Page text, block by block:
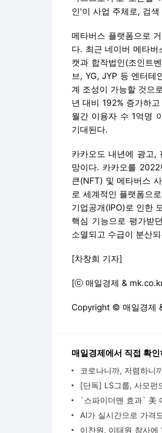
인'이 사업 주체로, 검
메타버스 플랫폼으로
다. 최근 네이버 메타버
캣과 합작법인(조인트
브, YG, JYP 등 엔터테
계 조성이 가능할 것으
년 대비 192% 증가하
월간 이용자 수 1억명
기대된다.
카카오도 내년에 광고,
망이다. 카카오를
큰(NFT) 및 메타버스
로 세계적인 플랫폼으
기업공개(IPO)로 인한
핵심 기능으로 평가받
소멸되고 수급이 분산
[차창희 기자]
[ⓒ 매일경제 &
Copyright © 매일경제
매일경제에서 직접 확
`스파이더맨 효과` 美